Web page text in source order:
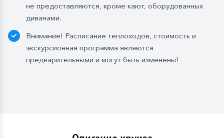
— в рейсах от 5 дней до 10 дней включительно: 1
бутылка (1,5 л.);
— в рейсах от 16 до 20 дней включительно: 3
бутылки (1,5 л.);
не предоставляются, кроме кают, оборудованных
диванами.
Внимание! Расписание теплоходов, стоимость и
экскурсионная программа являются
предварительными и могут быть изменены!